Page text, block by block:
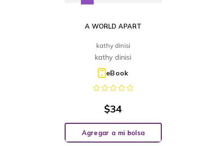
A WORLD APART
kathy dinisi
kathy dinisi
eBook
$34
Agregar a mi bolsa